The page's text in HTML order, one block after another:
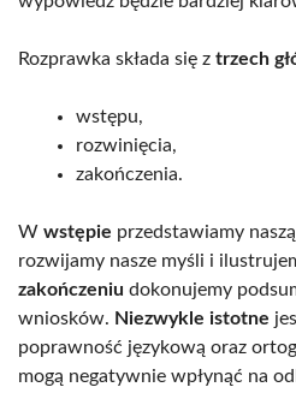
Rozprawka składa się z trzech
wstępu,
rozwinięcia,
zakończenia.
W wstępie przedstawiamy naszą
rozwijamy nasze myśli i
zakończeniu dokonujemy
wniosków. Niezwykle istotne
poprawność językową oraz
mogą negatywnie wpłynąć na